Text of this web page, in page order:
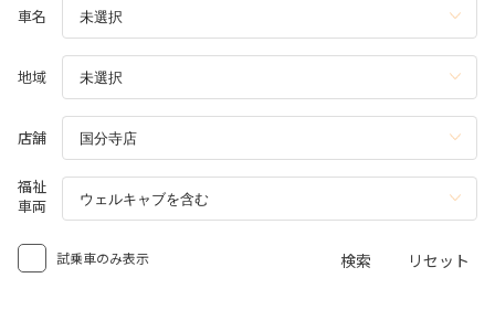
車名
地域
店舗
福祉
車両
試乗車のみ表示 検索 リセット